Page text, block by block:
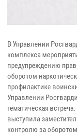
В Управлении
комплекса
предупреждению
оборотом
профилактике
Управлении
тематическая
выступила
контролю за